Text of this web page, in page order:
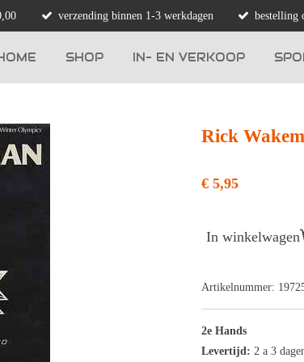
verzending binnen 1-3 werkdagen bestelling
SHOP IN- EN VERKOOP
Rick
€ 5,95
In winkelwagen
Artikelnummer:
2e Hands
Levertijd: 2 a 3